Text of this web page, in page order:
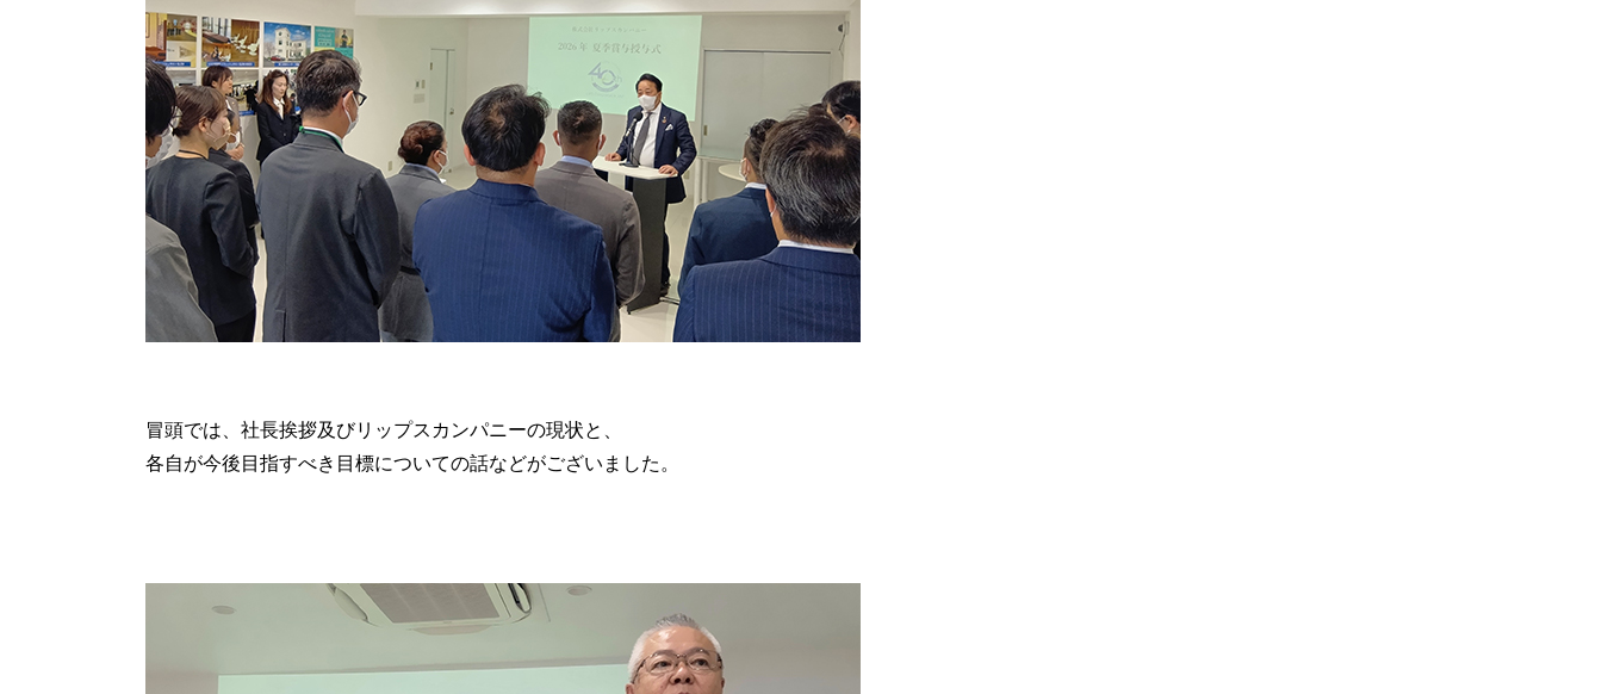
冒頭では、社長挨拶及びリップスカンパニーの現状と、
各自が今後目指すべき目標についての話などがございました。